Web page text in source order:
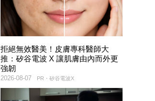
拒絕無效醫美！皮膚專科醫師大
推：矽谷電波 X 讓肌膚由內而外更
強韌
PR・矽谷電波X
2026-08-07